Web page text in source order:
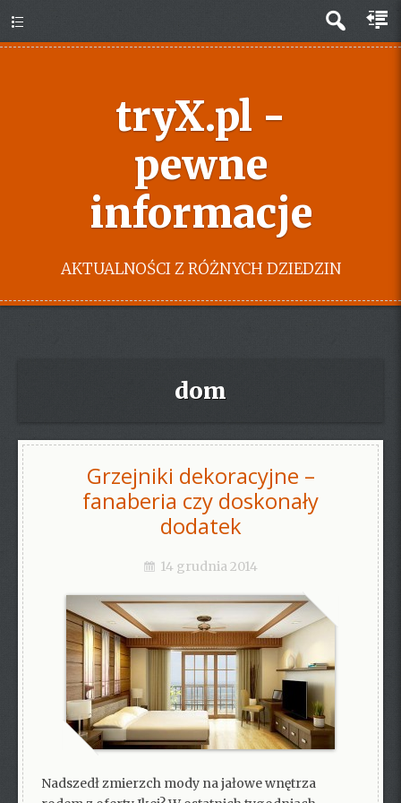
tryX.pl -
pewne
informacje
AKTUALNOŚCI Z RÓŻNYCH DZIEDZIN
dom
Grzejniki dekoracyjne –
fanaberia czy doskonały
dodatek
14 grudnia 2014
Nadszedł zmierzch mody na jałowe wnętrza